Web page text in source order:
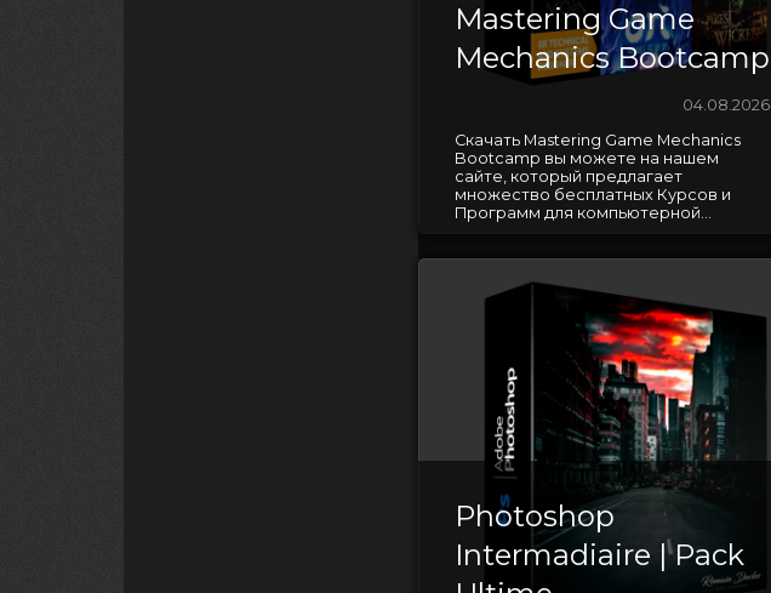
Mastering Game
Mechanics Bootcamp
04.08.2026
Скачать Mastering Game Mechanics
Bootcamp вы можете на нашем
сайте, который предлагает
множество бесплатных Курсов и
Программ для компьютерной...
Photoshop
Intermadiaire | Pack